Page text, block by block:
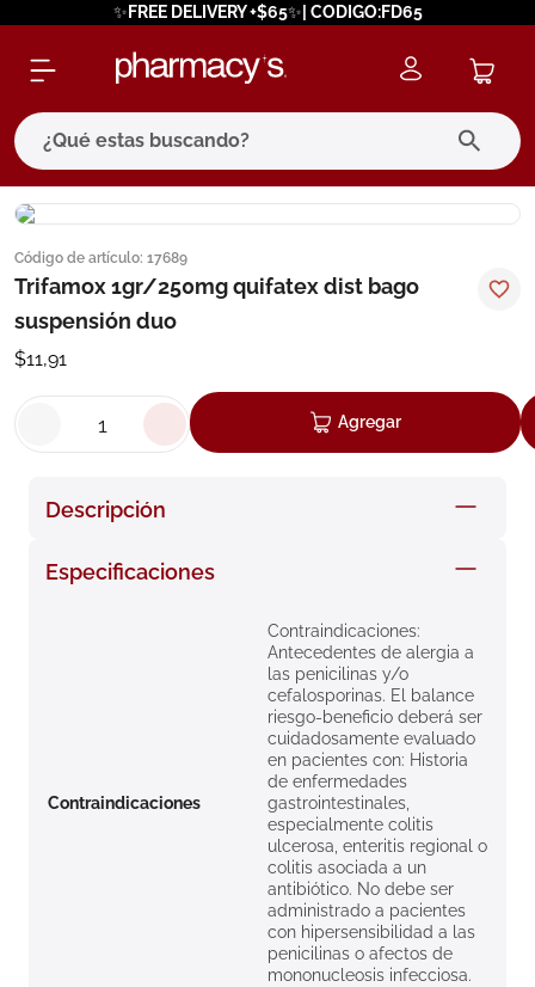
✨FREE DELIVERY +$65✨| CODIGO:FD65
¿Qué estas buscando?
Código de artículo: 17689
Trifamox 1gr/250mg quifatex dist bago
suspensión duo
$11,91
Agregar
Descripción
Especificaciones
Contraindicaciones
Contraindicaciones:
Antecedentes de alergia a
las penicilinas y/o
cefalosporinas. El balance
riesgo-beneficio deberá ser
cuidadosamente evaluado
en pacientes con: Historia
de enfermedades
gastrointestinales,
especialmente colitis
ulcerosa, enteritis regional o
colitis asociada a un
antibiótico. No debe ser
administrado a pacientes
con hipersensibilidad a las
penicilinas o afectos de
mononucleosis infecciosa.
términos más buscados
1. eucerin
cerave
7. degraler
roche posay